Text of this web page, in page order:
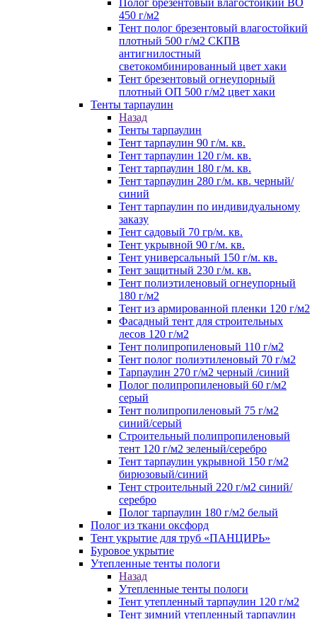
Полог брезентовый влагостойкий ВО
450 г/м2
Тент полог брезентовый влагостойкий
плотный 500 г/м2 СКПВ
антигнилостный
светокомбинированный цвет хаки
Тент брезентовый огнеупорный
плотный ОП 500 г/м2 цвет хаки
Тенты тарпаулин
Назад
Тенты тарпаулин
Тент тарпаулин 90 г/м. кв.
Тент тарпаулин 120 г/м. кв.
Тент тарпаулин 180 г/м. кв.
Тент тарпаулин 280 г/м. кв. черный/
синий
Тент тарпаулин по индивидуальному
заказу
Тент садовый 70 гр/м. кв.
Тент укрывной 90 г/м. кв.
Тент универсальный 150 г/м. кв.
Тент защитный 230 г/м. кв.
Тент полиэтиленовый огнеупорный
180 г/м2
Тент из армированной пленки 120 г/м2
Фасадный тент для строительных
лесов 120 г/м2
Тент полипропиленовый 110 г/м2
Тент полог полиэтиленовый 70 г/м2
Тарпаулин 270 г/м2 черный /синий
Полог полипропиленовый 60 г/м2
серый
Тент полипропиленовый 75 г/м2
синий/серый
Строительный полипропиленовый
тент 120 г/м2 зеленый/серебро
Тент тарпаулин укрывной 150 г/м2
бирюзовый/синий
Тент строительный 220 г/м2 синий/
серебро
Полог тарпаулин 180 г/м2 белый
Полог из ткани оксфорд
Тент укрытие для труб «ПАНЦИРЬ»
Буровое укрытие
Утепленные тенты пологи
Назад
Утепленные тенты пологи
Тент утепленный тарпаулин 120 г/м2
Тент зимний утепленный тарпаулин